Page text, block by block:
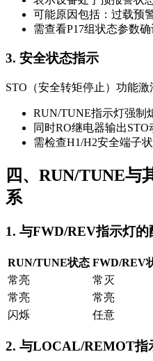
可能原因包括：过载预
需查看P17组状态参数
3. 安全状态指示
STO（安全转矩停止）功能激
RUN/TUNE指示灯强制
同时RO继电器输出STO
需检查H1/H2安全端子
四、RUN/TUNE与
系
1. 与FWD/REV指示灯的
RUN/TUNE状态 FWD/REV
常亮
常灭
常亮
常亮
闪烁
任意
2. 与LOCAL/REMOT指